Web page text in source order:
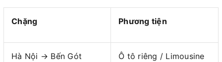
Chặng Phương tiện
Hà Nội → Bến Gót Ô tô riêng / Limousine